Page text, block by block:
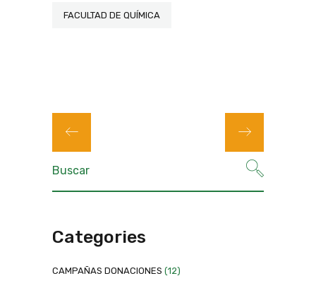
FACULTAD DE QUÍMICA
Categories
CAMPAÑAS DONACIONES (12)